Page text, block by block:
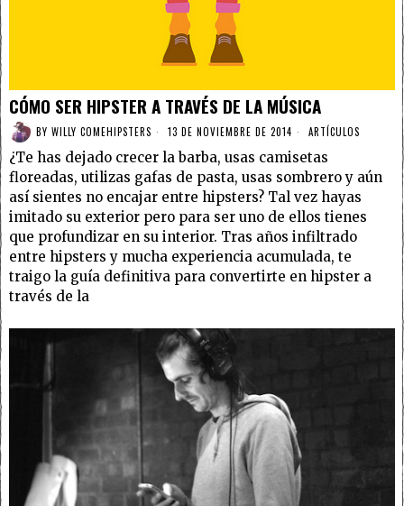
CÓMO SER HIPSTER A TRAVÉS DE LA MÚSICA
BY WILLY COMEHIPSTERS 13 DE NOVIEMBRE DE 2014 ARTÍCULOS
¿Te has dejado crecer la barba, usas camisetas
floreadas, utilizas gafas de pasta, usas sombrero y aún
así sientes no encajar entre hipsters? Tal vez hayas
imitado su exterior pero para ser uno de ellos tienes
que profundizar en su interior. Tras años infiltrado
entre hipsters y mucha experiencia acumulada, te
traigo la guía definitiva para convertirte en hipster a
través de la